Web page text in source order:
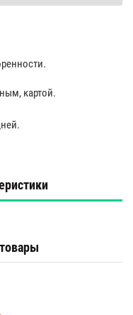
картой.